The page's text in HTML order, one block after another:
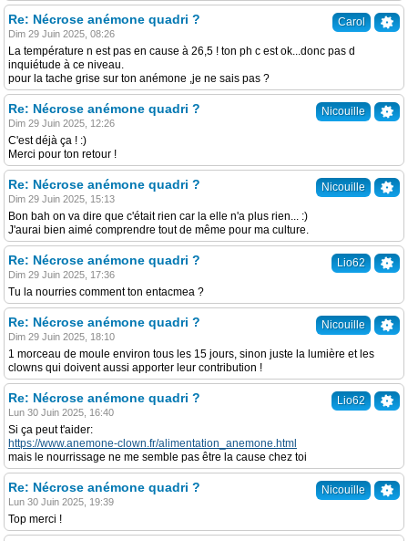
Carol
Re: Nécrose anémone quadri ?
Dim 29 Juin 2025, 08:26
La température n est pas en cause à 26,5 ! ton ph c est ok...donc pas d
inquiétude à ce niveau.
pour la tache grise sur ton anémone ,je ne sais pas ?
Nicouille
Re: Nécrose anémone quadri ?
Dim 29 Juin 2025, 12:26
C'est déjà ça ! :)
Merci pour ton retour !
Nicouille
Re: Nécrose anémone quadri ?
Dim 29 Juin 2025, 15:13
Bon bah on va dire que c'était rien car la elle n'a plus rien... :)
J'aurai bien aimé comprendre tout de même pour ma culture.
Lio62
Re: Nécrose anémone quadri ?
Dim 29 Juin 2025, 17:36
Tu la nourries comment ton entacmea ?
Nicouille
Re: Nécrose anémone quadri ?
Dim 29 Juin 2025, 18:10
1 morceau de moule environ tous les 15 jours, sinon juste la lumière et les
clowns qui doivent aussi apporter leur contribution !
Lio62
Re: Nécrose anémone quadri ?
Lun 30 Juin 2025, 16:40
Si ça peut t'aider:
https://www.anemone-clown.fr/alimentation_anemone.html
mais le nourrissage ne me semble pas être la cause chez toi
Nicouille
Re: Nécrose anémone quadri ?
Lun 30 Juin 2025, 19:39
Top merci !